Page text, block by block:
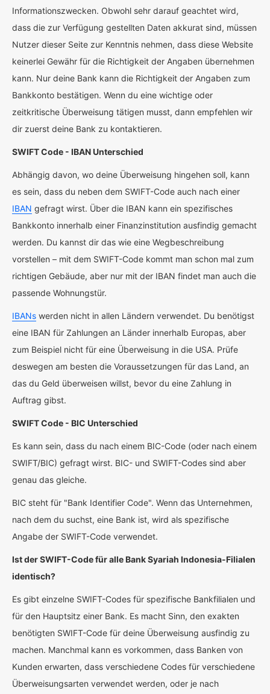
Informationszwecken. Obwohl sehr darauf geachtet wird,
dass die zur Verfügung gestellten Daten akkurat sind, müssen
Nutzer dieser Seite zur Kenntnis nehmen, dass diese Website
keinerlei Gewähr für die Richtigkeit der Angaben übernehmen
kann. Nur deine Bank kann die Richtigkeit der Angaben zum
Bankkonto bestätigen. Wenn du eine wichtige oder
zeitkritische Überweisung tätigen musst, dann empfehlen wir
dir zuerst deine Bank zu kontaktieren.
SWIFT Code - IBAN Unterschied
Abhängig davon, wo deine Überweisung hingehen soll, kann
es sein, dass du neben dem SWIFT-Code auch nach einer
IBAN gefragt wirst. Über die IBAN kann ein spezifisches
Bankkonto innerhalb einer Finanzinstitution ausfindig gemacht
werden. Du kannst dir das wie eine Wegbeschreibung
vorstellen – mit dem SWIFT-Code kommt man schon mal zum
richtigen Gebäude, aber nur mit der IBAN findet man auch die
passende Wohnungstür.
IBANs werden nicht in allen Ländern verwendet. Du benötigst
eine IBAN für Zahlungen an Länder innerhalb Europas, aber
zum Beispiel nicht für eine Überweisung in die USA. Prüfe
deswegen am besten die Voraussetzungen für das Land, an
das du Geld überweisen willst, bevor du eine Zahlung in
Auftrag gibst.
SWIFT Code - BIC Unterschied
Es kann sein, dass du nach einem BIC-Code (oder nach einem
SWIFT/BIC) gefragt wirst. BIC- und SWIFT-Codes sind aber
genau das gleiche.
BIC steht für "Bank Identifier Code". Wenn das Unternehmen,
nach dem du suchst, eine Bank ist, wird als spezifische
Angabe der SWIFT-Code verwendet.
Ist der SWIFT-Code für alle Bank Syariah Indonesia-Filialen
identisch?
Es gibt einzelne SWIFT-Codes für spezifische Bankfilialen und
für den Hauptsitz einer Bank. Es macht Sinn, den exakten
benötigten SWIFT-Code für deine Überweisung ausfindig zu
machen. Manchmal kann es vorkommen, dass Banken von
Kunden erwarten, dass verschiedene Codes für verschiedene
Überweisungsarten verwendet werden, oder je nach